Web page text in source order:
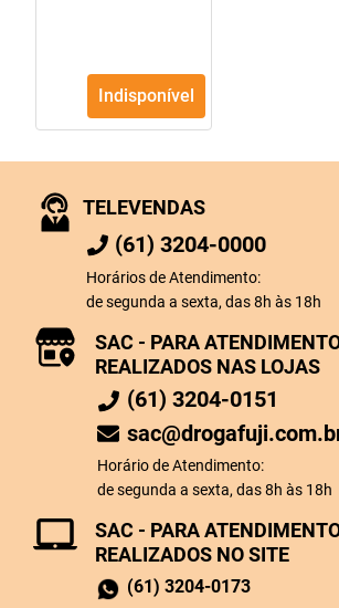
Indisponível
TELEVENDAS
(61) 3204-0000
Horários de Atendimento:
de segunda a sexta, das 8h às 18h
SAC - PARA
REALIZADOS NO SITE
(61) 3204-0173
SAC - PARA
REALIZADOS NAS LOJAS
(61) 3204-0151
Horário de Atendimento:
de segunda a sexta, das 8h às 18h